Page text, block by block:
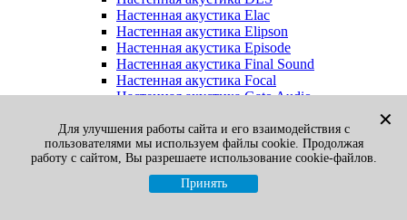
Настенная акустика Elac
Настенная акустика Elipson
Настенная акустика Episode
Настенная акустика Final Sound
Настенная акустика Focal
Настенная акустика Gato Audio
Настенная акустика Jamo
Настенная акустика KEF
Настенная акустика Klipsch
Настенная акустика Legacy
Настенная акустика M&K Sound
✕
Для улучшения работы сайта и его взаимодействия с
пользователями мы используем файлы cookie. Продолжая
работу с сайтом, Вы разрешаете использование cookie-файлов.
Принять